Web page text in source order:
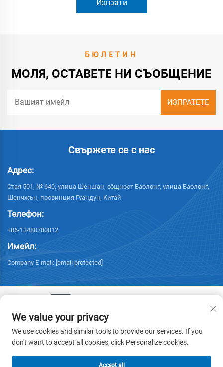
Изпрати
БЮЛЕТИН
МОЛЯ, ОСТАВЕТЕ НИ СЪОБЩЕНИЕ
Свържете се с нас
Адрес:
Стая 501, № 640, улица Шеншан, общност Баолонг, улица Баолонг,
Шенчжън, провинция Гуандун, Китай
Телефон:
+86-13480780812
Имейл:
Company E-mail: [email protected]
© 2026 Chisung Intelligence Technology (Shenzhen) Co., Limited. Всички
права запазени. -Политика за поверителност
We value your privacy
We use cookies and similar tools to provide our services. If you
don't want to accept all cookies, click Personalize cookies.
Accept all